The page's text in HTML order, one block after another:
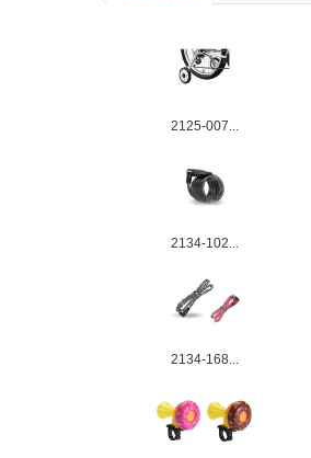
2125-007...
2134-102...
2134-168...